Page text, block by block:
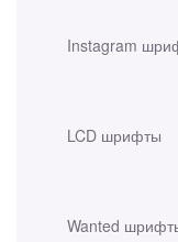
Instagram
LCD шрифты
Wanted